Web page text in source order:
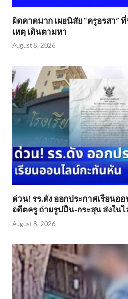
ผิดคาดมาก เผยนิสัย “ครูอรสา”
เหตุ เดินตามหา
August 8, 2026
ด่วน! รร.ดัง ออกประกาศเรียนอ
อดีตครู ถ่ายรูปปืน-กระสุน ส่งใน
August 8, 2026